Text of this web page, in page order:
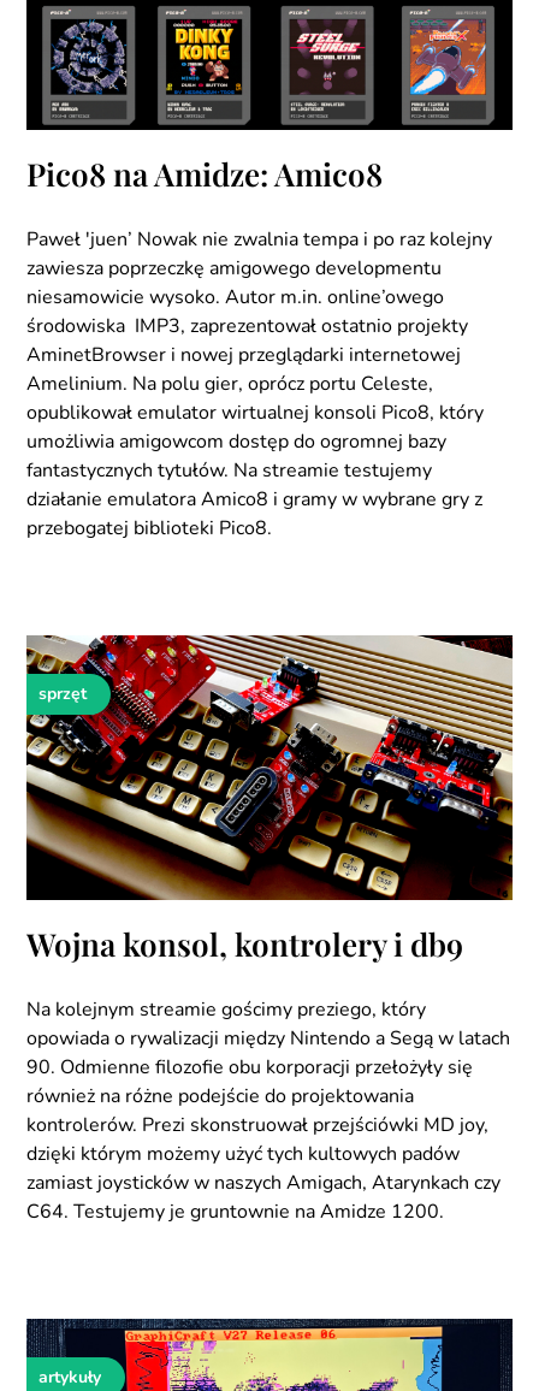
Pico8 na Amidze: Amico8
Paweł 'juen’ Nowak nie zwalnia tempa i po raz kolejny
zawiesza poprzeczkę amigowego developmentu
niesamowicie wysoko. Autor m.in. online’owego
środowiska IMP3, zaprezentował ostatnio projekty
AminetBrowser i nowej przeglądarki internetowej
Amelinium. Na polu gier, oprócz portu Celeste,
opublikował emulator wirtualnej konsoli Pico8, który
umożliwia amigowcom dostęp do ogromnej bazy
fantastycznych tytułów. Na streamie testujemy
działanie emulatora Amico8 i gramy w wybrane gry z
przebogatej biblioteki Pico8.
sprzęt
Wojna konsol, kontrolery i db9
Na kolejnym streamie gościmy preziego, który
opowiada o rywalizacji między Nintendo a Segą w latach
90. Odmienne filozofie obu korporacji przełożyły się
również na różne podejście do projektowania
kontrolerów. Prezi skonstruował przejściówki MD joy,
dzięki którym możemy użyć tych kultowych padów
zamiast joysticków w naszych Amigach, Atarynkach czy
C64. Testujemy je gruntownie na Amidze 1200.
artykuły